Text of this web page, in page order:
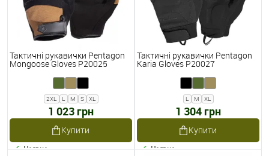
Тактичні рукавички Pentagon
Mongoose Gloves P20025
2XL L M S XL
1 023 грн
Купити
Наявне
Тактичні рукавички Pentagon
Karia Gloves P20027
L M XL
1 304 грн
Купити
Наявне